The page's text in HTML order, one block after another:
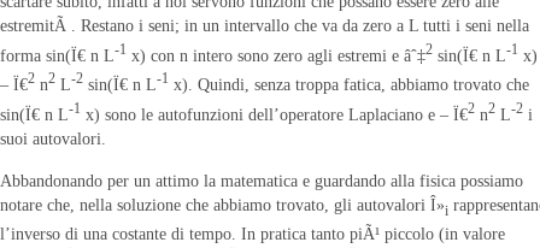
estremitÃ . Restano i seni; in un intervallo che va da zero a L tutti i seni nella
forma sin(Ï€ n L-1 x) con n intero sono zero agli estremi e âˆ‡2 sin(Ï€ n L-1
– Ï€2 n2 L-2 sin(Ï€ n L-1 x). Quindi, senza troppa fatica, abbiamo trovato che
sin(Ï€ n L-1 x) sono le autofunzioni dell’operatore Laplaciano e – Ï€2 n2 L-2 i
suoi autovalori.
Abbandonando per un attimo la matematica e guardando alla fisica possiamo
notare che, nella soluzione che abbiamo trovato, gli autovalori Î»i
l’inverso di una costante di tempo. In pratica tanto piÃ¹ piccolo (in valore